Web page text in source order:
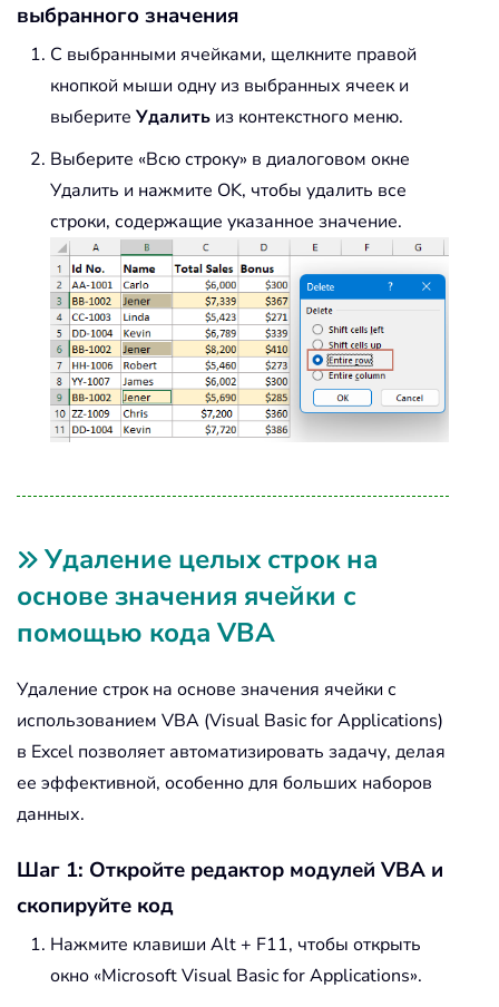
выбранного значения
С выбранными ячейками, щелкните правой
кнопкой мыши одну из выбранных ячеек и
выберите Удалить из контекстного меню.
Выберите «Всю строку» в диалоговом окне
Удалить и нажмите OK, чтобы удалить все
строки, содержащие указанное значение.
Удаление целых строк на
основе значения ячейки с
помощью кода VBA
Удаление строк на основе значения ячейки с
использованием VBA (Visual Basic for Applications)
в Excel позволяет автоматизировать задачу, делая
ее эффективной, особенно для больших наборов
данных.
Шаг 1: Откройте редактор модулей VBA и
скопируйте код
Нажмите клавиши Alt + F11, чтобы открыть
окно «Microsoft Visual Basic for Applications».